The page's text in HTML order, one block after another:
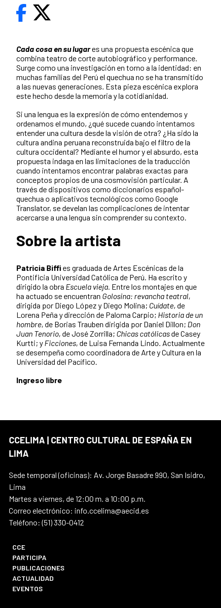
Cada cosa en su lugares una propuesta escénica que
combina teatro de corte autobiográfico y performance.
Surge como una investigación en torno a la identidad: en
muchas familias del Perú el quechua no se ha transmitido
a las nuevas generaciones. Esta pieza escénica explora
este hecho desde la memoria y la cotidianidad.
Si una lengua es la expresión de cómo entendemos y
ordenamos el mundo, ¿qué sucede cuando intentamos
entender una cultura desde la visión de otra? ¿Ha sido la
cultura andina peruana reconstruida bajo el filtro de la
cultura occidental? Mediante el humor y el absurdo, esta
propuesta indaga en las limitaciones de la traducción
cuando intentamos encontrar palabras exactas para
conceptos propios de una cosmovisión particular. A
través de dispositivos como diccionarios español-
quechua o aplicativos tecnológicos como Google
Translator, se develan las complicaciones de intentar
acercarse a una lengua sin comprender su contexto.
Sobre la artista
Patricia Biffies graduada de Artes Escénicas de la
Pontificia Universidad Católica de Perú. Ha escrito y
dirigido la obra Escuela vieja. Entre los montajes en que
ha actuado se encuentran Golosina: revancha teatral,
dirigida por Diego López y Diego Molina; Cuídate, de
Lorena Peña y dirección de Paloma Carpio; Historia de un
hombre, de Borias Trauben dirigida por Daniel Dillon; Don
Juan Tenorio, de José Zorrilla; Chicas católicasde Casey
Kurtti; y Ficciones, de Luisa Fernanda Lindo. Actualmente
se desempeña como coordinadora de Arte y Cultura en la
Universidad del Pacífico.
Ingreso libre
CCELIMA | CENTRO CULTURAL DE ESPAÑA EN
LIMA
Sede temporal (oficinas): Av. Jorge Basadre 990, San Isidro,
Lima
Martes a viernes, de 12:00 m. a 10:00 p.m.
Correo electrónico: info.ccelima@aecid.es
Teléfono: (51) 330-0412
CCE
PARTICIPA
PUBLICACIONES
ACTUALIDAD
EVENTOS